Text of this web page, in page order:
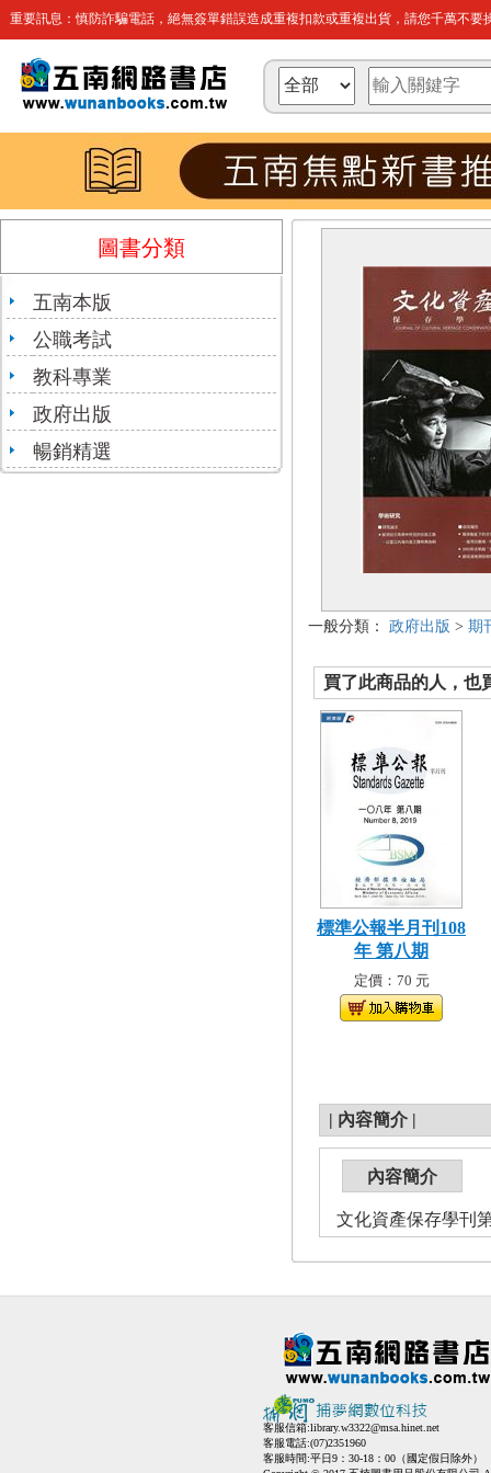
重要訊息：慎防詐騙電話，絕無簽單錯誤造成重複扣款或重複出貨，請您千萬不要
圖書分類
五南本版
公職考試
教科專業
政府出版
暢銷精選
一般分類： 政府出版 > 期
買了此商品的人，也
標準公報半月刊108
年 第八期
定價：70 元
| 內容簡介 |
內容簡介
文化資產保存學刊
客服信箱:library.w3322@msa.hinet.net
客服電話:(07)2351960
客服時間:平日9：30-18：00（國定假日除外）